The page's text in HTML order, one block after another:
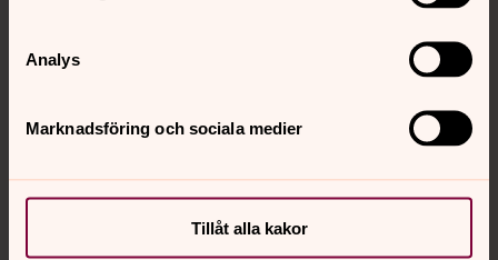
Analys
Marknadsföring och sociala medier
Tillåt alla kakor
Kontakt
Kalender